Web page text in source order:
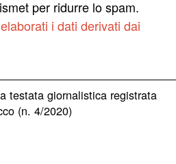
per ridurre lo spam.
i dati derivati dai
testata giornalistica registrata
(n. 4/2020)